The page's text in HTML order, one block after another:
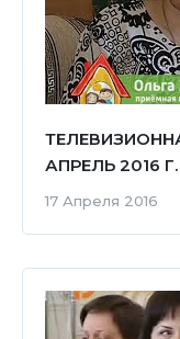
АПРЕЛЬ 2016 Г.
17 Апреля 2016